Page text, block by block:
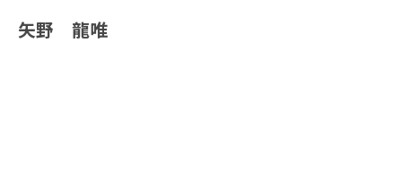
矢野 龍唯